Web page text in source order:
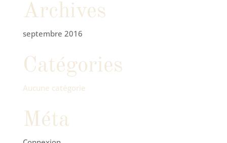
Archives
septembre 2016
Catégories
Aucune catégorie
Méta